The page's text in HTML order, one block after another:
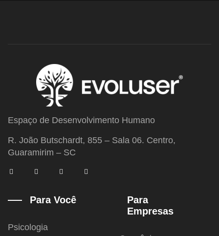
Espaço de Desenvolvimento Humano
R. João Butschardt, 855 – Sala 06. Centro,
Guaramirim – SC
F
a
-
T
w
t
e
I
n
a
g
Y
o
Para Você
Psicologia
Para
Empresas